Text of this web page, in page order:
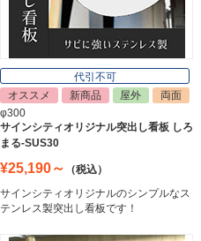
代引不可
オススメ
新商品 屋外
両面
φ300
サインシティオリジナル突出し看板 しろ
まる-SUS30
¥25,190～
（税込）
サインシティオリジナルのシンプルなス
テンレス製突出し看板です！